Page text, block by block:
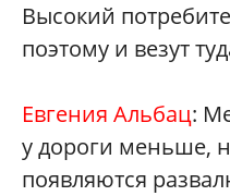
Высокий
поэтому и везут
Евгения Альбац:
у дороги меньше,
появляются